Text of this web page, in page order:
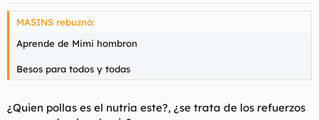
MASINS rebuznó:
Aprende de Mimi hombron
Besos para todos y todas
¿Quien pollas es el nutria este?, ¿se trata de los refuerzos